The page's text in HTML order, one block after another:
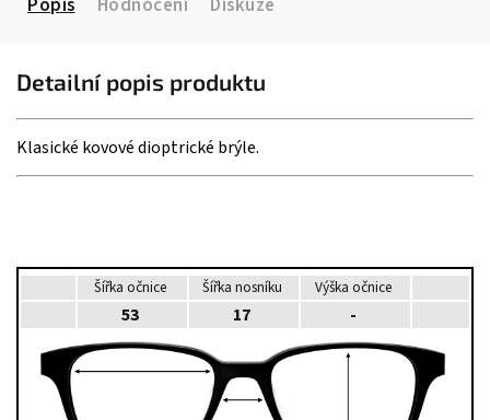
Detailní popis produktu
Klasické kovové dioptrické brýle.
Šířka očnice Šířka nosníku Výška očnice
53 17 -